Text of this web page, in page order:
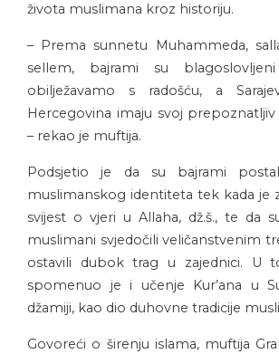
života muslimana kroz historiju.
– Prema sunnetu Muhammeda,
sellem, bajrami su
obilježavamo s radošću, a
Hercegovina imaju svoj
– rekao je muftija.
Podsjetio je da su bajrami
muslimanskog identiteta tek kada je
svijest o vjeri u Allaha, dž.š., te da
muslimani svjedočili veličanstvenim
ostavili dubok trag u zajednici. U
spomenuo je i učenje Kur’ana u
džamiji, kao dio duhovne tradicije
Govoreći o širenju islama, muftija